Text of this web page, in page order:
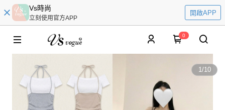
Vs時尚
立刻使用官方APP
開啟APP
0
1/10